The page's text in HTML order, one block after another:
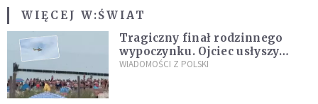
WIĘCEJ W:ŚWIAT
Tragiczny finał rodzinnego
wypoczynku. Ojciec usłyszy
zarzuty
WIADOMOŚCI Z POLSKI